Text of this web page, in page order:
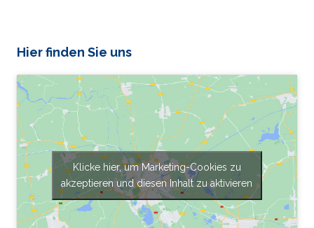
Hier finden Sie uns
Klicke hier, um Marketing-Cookies zu
akzeptieren und diesen Inhalt zu aktivieren